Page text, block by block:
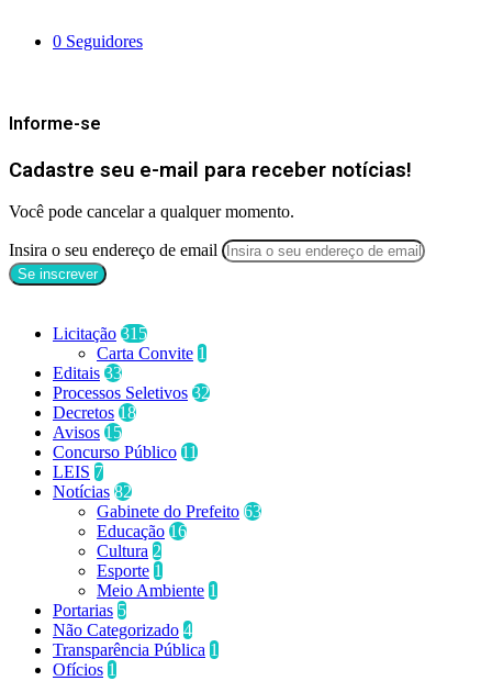
0 Seguidores
Informe-se
Cadastre seu e-mail para receber notícias!
Você pode cancelar a qualquer momento.
Insira o seu endereço de email
Licitação 315
Carta Convite 1
Editais 33
Processos Seletivos 32
Decretos 18
Avisos 15
Concurso Público 11
LEIS 7
Notícias 82
Gabinete do Prefeito 63
Educação 16
Cultura 2
Esporte 1
Meio Ambiente 1
Portarias 5
Não Categorizado 4
Transparência Pública 1
Ofícios 1